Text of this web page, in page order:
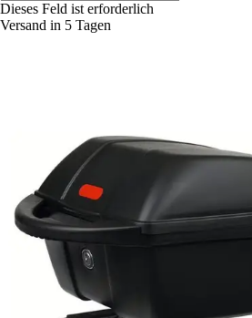
Dieses Feld ist erforderlich
Versand in 5 Tagen